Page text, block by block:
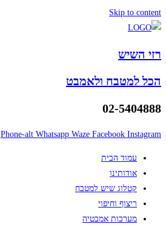
Skip to content
רזי השיש
הכל למטבח ולאמבט
02-5404888
Phone-alt Whatsapp Waze Facebook Instagram
עמוד הבית
אודותינו
קטלוג שיש למטבח
ריצוף וחיפוי
מערכות אמבטיה